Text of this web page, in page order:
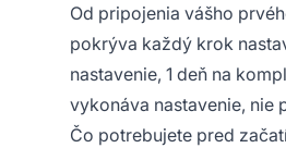
Od pripojenia vášho
pokrýva každý krok
nastavenie, 1 deň na
vykonáva nastavenie, nie
Čo potrebujete pred